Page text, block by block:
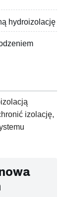
hydroizolację
izolację,